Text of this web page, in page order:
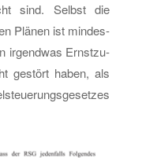
sind. Selbst die
Plä­nen ist min­des­
ir­gend­was Ernst­zu­
ge­stört haben, als